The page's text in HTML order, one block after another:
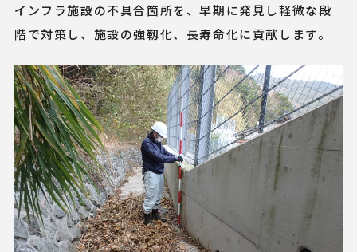
インフラ施設の不具合箇所を、早期に発見し軽微な段
階で対策し、施設の強靱化、長寿命化に貢献します。